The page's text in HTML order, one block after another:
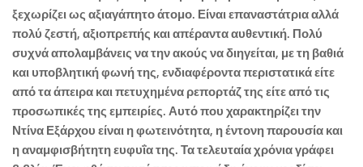
ξεχωρίζει ως αξιαγάπητο άτομο. Είναι επαναστάτρια αλλά
πολύ ζεστή, αξιοπρεπής και απέραντα αυθεντική. Πολύ
συχνά απολαμβάνεις να την ακούς να διηγείται, με τη βαθιά
και υποβλητική φωνή της, ενδιαφέροντα περιστατικά είτε
από τα άπειρα και πετυχημένα ρεπορτάζ της είτε από τις
προσωπικές της εμπειρίες. Αυτό που χαρακτηρίζει την
Ντίνα Εξάρχου είναι η φωτεινότητα, η έντονη παρουσία και
η αναμφισβήτητη ευφυΐα της. Τα τελευταία χρόνια γράφει